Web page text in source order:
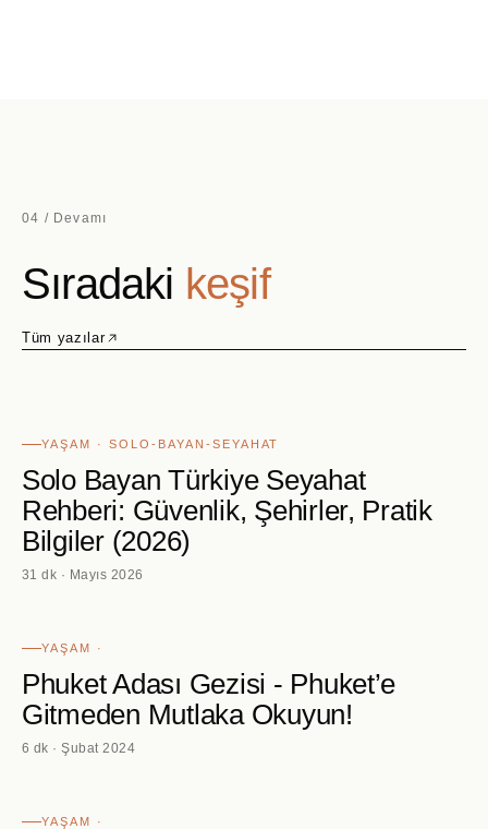
04 / Devamı
Sıradaki keşif
Tüm yazılar
YAŞAM · SOLO-BAYAN-SEYAHAT
Solo Bayan Türkiye Seyahat
Rehberi: Güvenlik, Şehirler, Pratik
Bilgiler (2026)
31 dk · Mayıs 2026
YAŞAM ·
Phuket Adası Gezisi - Phuket’e
Gitmeden Mutlaka Okuyun!
6 dk · Şubat 2024
YAŞAM ·